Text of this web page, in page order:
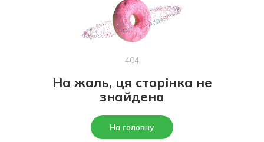
404
На жаль, ця сторінка не
знайдена
На головну